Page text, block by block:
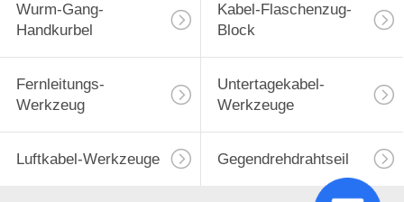
Wurm-Gang-
Handkurbel
Kabel-Flaschenzug-
Block
Fernleitungs-
Werkzeug
Untertagekabel-
Werkzeuge
Luftkabel-Werkzeuge Gegendrehdrahtseil